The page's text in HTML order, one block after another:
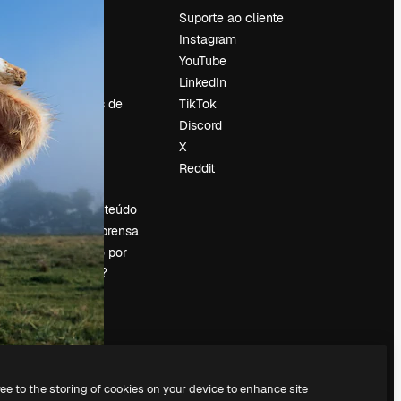
Tendências de
pesquisa
Blog
Slidesgo
Vender conteúdo
Sala de imprensa
Procurando por
magnific.ai?
Suporte ao cliente
Instagram
YouTube
LinkedIn
TikTok
Discord
X
Reddit
to the storing of cookies on your device to enhance site